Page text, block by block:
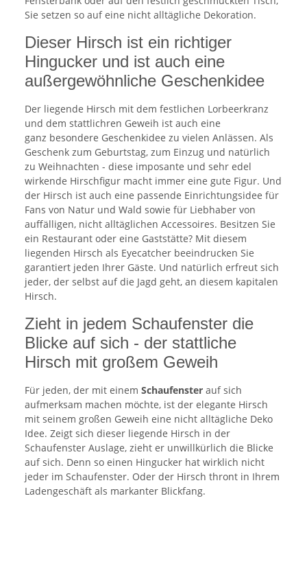
Sie setzen so auf eine nicht alltägliche Dekoration.
Dieser Hirsch ist ein richtiger
Hingucker und ist auch eine
außergewöhnliche Geschenkidee
Der liegende Hirsch mit dem festlichen Lorbeerkranz
und dem stattlichren Geweih ist auch eine
ganz besondere Geschenkidee zu vielen Anlässen. Als
Geschenk zum Geburtstag, zum Einzug und natürlich
zu Weihnachten - diese imposante und sehr edel
wirkende Hirschfigur macht immer eine gute Figur. Und
der Hirsch ist auch eine passende Einrichtungsidee für
Fans von Natur und Wald sowie für Liebhaber von
auffälligen, nicht alltäglichen Accessoires. Besitzen Sie
ein Restaurant oder eine Gaststätte? Mit diesem
liegenden Hirsch als Eyecatcher beeindrucken Sie
garantiert jeden Ihrer Gäste. Und natürlich erfreut sich
jeder, der selbst auf die Jagd geht, an diesem kapitalen
Hirsch.
Zieht in jedem Schaufenster die
Blicke auf sich - der stattliche
Hirsch mit großem Geweih
Für jeden, der mit einem Schaufenster auf sich
aufmerksam machen möchte, ist der elegante Hirsch
mit seinem großen Geweih eine nicht alltägliche Deko
Idee. Zeigt sich dieser liegende Hirsch in der
Schaufenster Auslage, zieht er unwillkürlich die Blicke
auf sich. Denn so einen Hingucker hat wirklich nicht
jeder im Schaufenster. Oder der Hirsch thront in Ihrem
Ladengeschäft als markanter Blickfang.